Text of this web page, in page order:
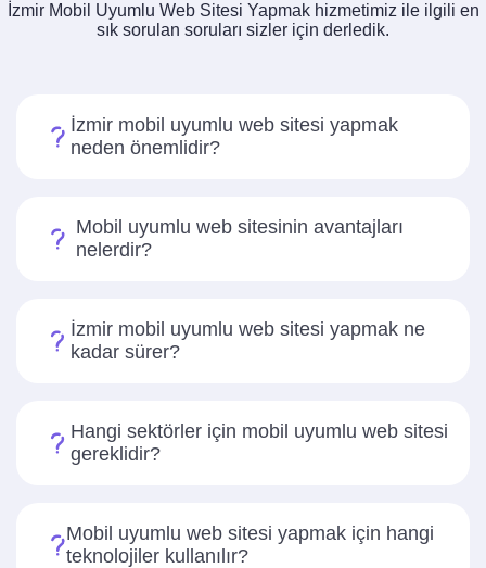
İzmir Mobil Uyumlu Web Sitesi Yapmak hizmetimiz ile ilgili en
sık sorulan soruları sizler için derledik.
İzmir mobil uyumlu web sitesi yapmak
neden önemlidir?
Mobil uyumlu web sitesinin avantajları
nelerdir?
İzmir mobil uyumlu web sitesi yapmak ne
kadar sürer?
Hangi sektörler için mobil uyumlu web sitesi
gereklidir?
Mobil uyumlu web sitesi yapmak için hangi
teknolojiler kullanılır?